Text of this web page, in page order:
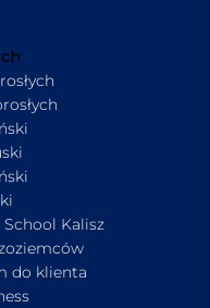
Kalisz
do klienta